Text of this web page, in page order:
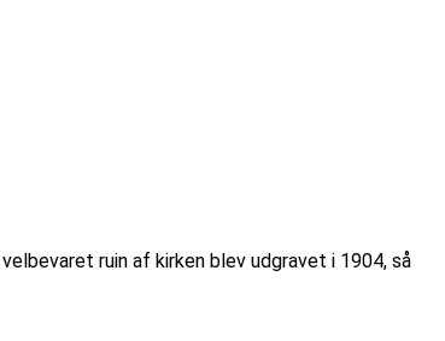
ruin af kirken blev udgravet i 1904, så